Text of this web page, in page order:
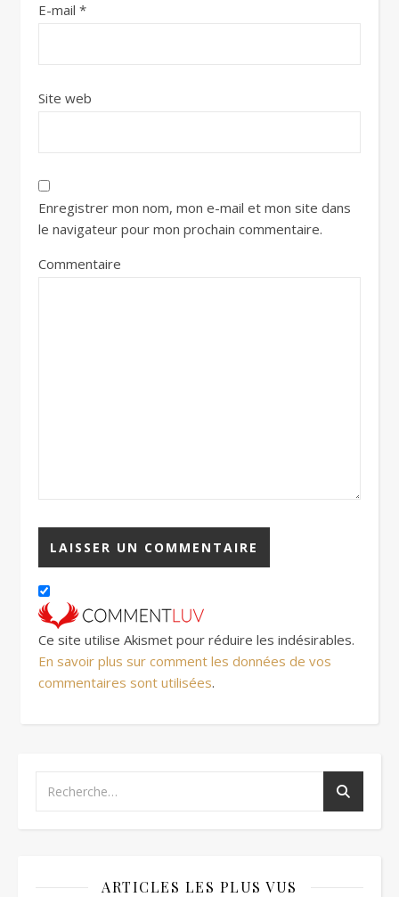
E-mail *
Site web
Enregistrer mon nom, mon e-mail et mon site dans
le navigateur pour mon prochain commentaire.
Commentaire
Ce site utilise Akismet pour réduire les indésirables.
En savoir plus sur comment les données de vos
commentaires sont utilisées.
ARTICLES LES PLUS VUS